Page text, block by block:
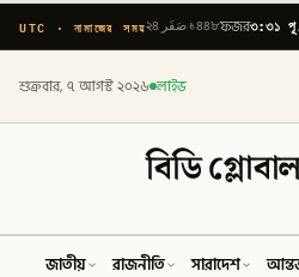
UTC · নামাজের সময় ২৪ صَفَر ১৪৪৮ফজর৩:৩১
শুক্রবার, ৭ আগস্ট ২০২৬ লাইভ
বিডি
জাতীয় রাজনীতি সারাদেশ